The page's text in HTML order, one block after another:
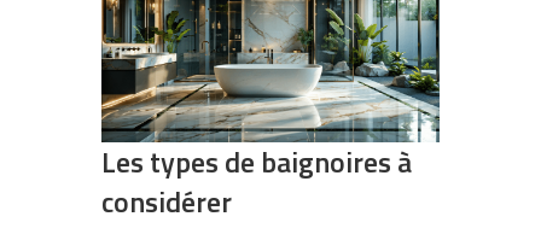
Les types de baignoires à
considérer